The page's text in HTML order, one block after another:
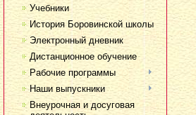
Учебники
История Боровинской школы
Электронный дневник
Дистанционное обучение
Рабочие программы
Наши выпускники
Внеурочная и досуговая